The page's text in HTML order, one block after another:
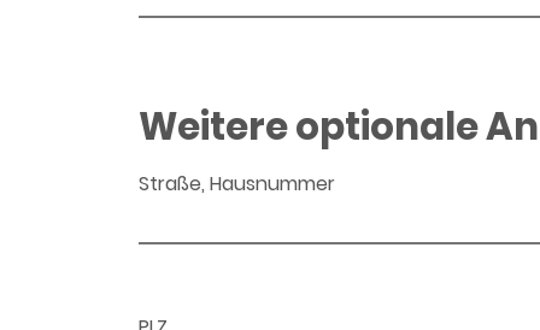
Weitere optionale
Straße, Hausnummer